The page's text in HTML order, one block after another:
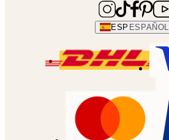
ESP ESPAÑOL